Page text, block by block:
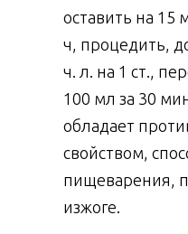
оставить на 15
ч, процедить,
ч. л. на 1 ст.,
100 мл за 30
обладает
свойством,
пищеварения,
изжоге.